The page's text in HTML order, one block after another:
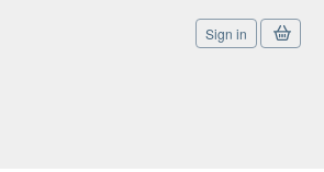
Sign in